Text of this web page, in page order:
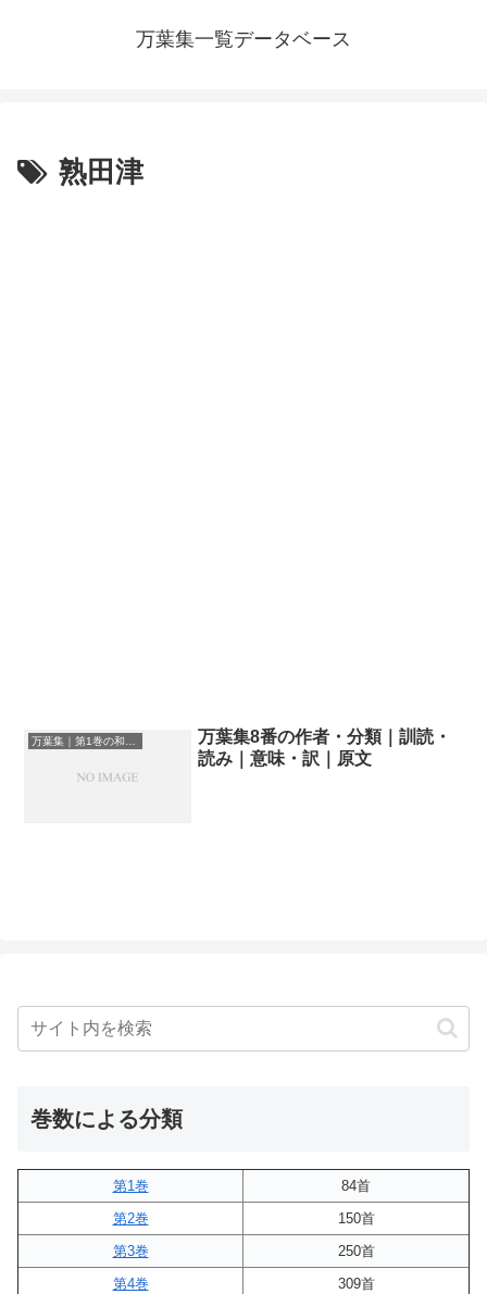
万葉集一覧データベース
熟田津
万葉集8番の作者・分類｜訓読・
読み｜意味・訳｜原文
巻数による分類
第1巻
84首
第2巻
150首
第3巻
250首
第4巻
309首